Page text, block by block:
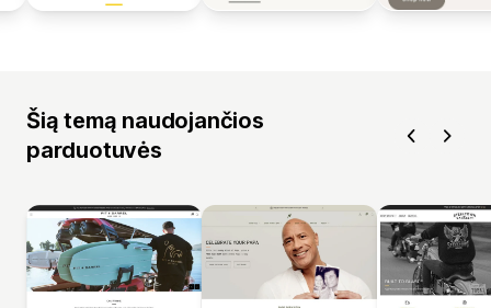
Šią temą naudojančios
parduotuvės